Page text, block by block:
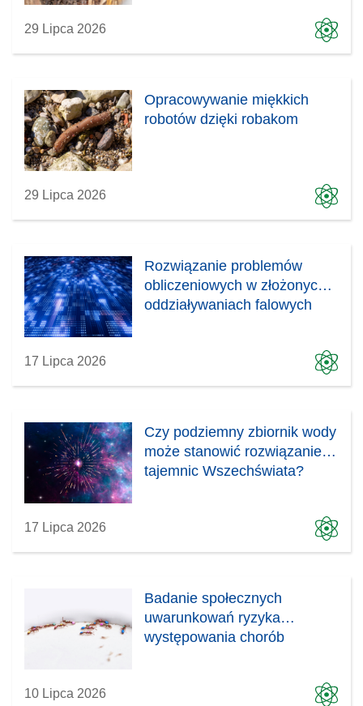
29 Lipca 2026
Opracowywanie miękkich
robotów dzięki robakom
29 Lipca 2026
Rozwiązanie problemów
obliczeniowych w złożonych
oddziaływaniach falowych
17 Lipca 2026
Czy podziemny zbiornik wody
może stanowić rozwiązanie
tajemnic Wszechświata?
17 Lipca 2026
Badanie społecznych
uwarunkowań ryzyka
występowania chorób
10 Lipca 2026